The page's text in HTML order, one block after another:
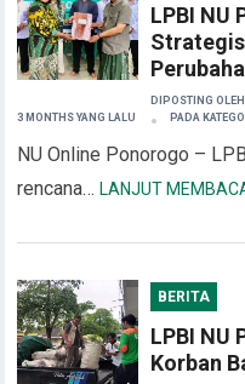
LPBI NU
DIPOSTING OLEH
3 MONTHS YANG LALU
PADA
NU Online Ponorogo –
rencana…LANJUT
BERITA
LPBI NU
Korban